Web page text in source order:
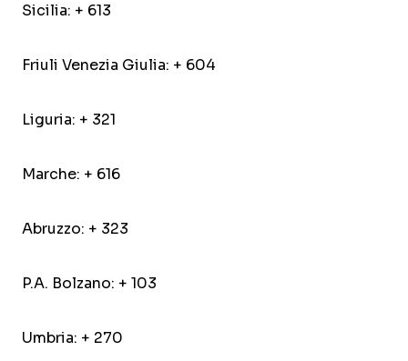
Sicilia: + 613
Friuli Venezia Giulia: + 604
Liguria: + 321
Marche: + 616
Abruzzo: + 323
P.A. Bolzano: + 103
Umbria: + 270